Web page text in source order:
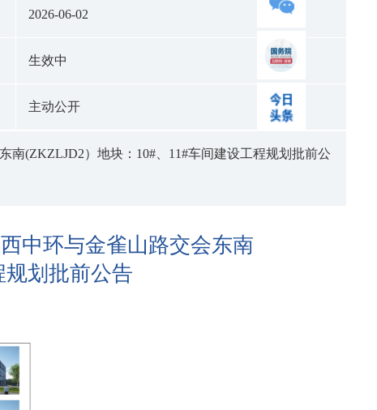
2026-06-02
生效中
主动公开
(ZKZLJD2）地块：10#、11#车间建设工程规划批前公
中环与金雀山路交会东南
规划批前公告